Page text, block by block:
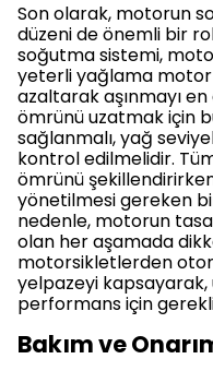
Son olarak, motorun
düzeni de önemli bir
soğutma sistemi,
yeterli yağlama
azaltarak aşınmayı
ömrünü uzatmak için
sağlanmalı, yağ
kontrol edilmelidir.
ömrünü
yönetilmesi gereken
nedenle, motorun
olan her aşamada
motorsikletlerden
yelpazeyi kapsayarak,
performans için
Bakım ve